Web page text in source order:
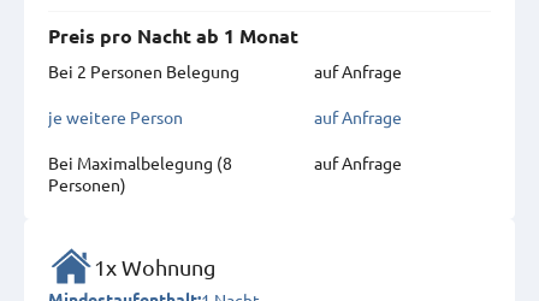
Preis pro Nacht ab 1 Monat
Bei 2 Personen Belegung
auf Anfrage
je weitere Person auf Anfrage
Bei Maximal­belegung (8
Personen)
auf Anfrage
1x Wohnung